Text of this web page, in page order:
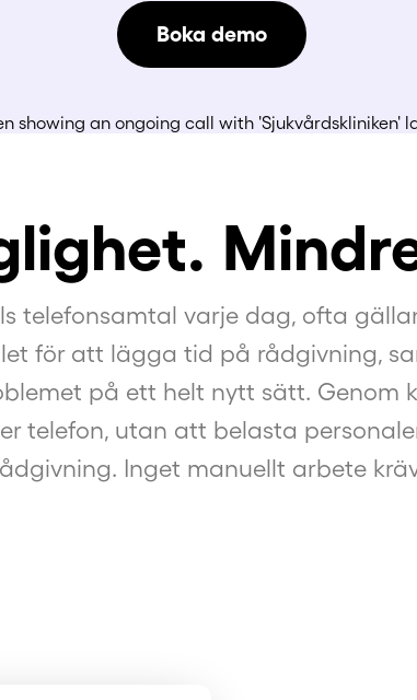
Boka demo
telefonsamtal varje dag, ofta
för att lägga tid på rådgivning,
på ett helt nytt sätt.
telefon, utan att belasta
Inget manuellt arbete